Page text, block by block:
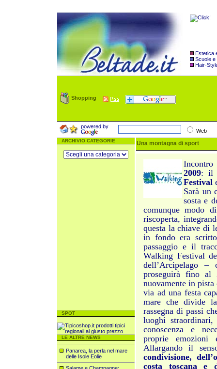
Estetica
Scuole e
Hair-
Shopping
powered by
Web
ARCHIVIO CATEGORIE
SPOT
LE ALTRE NEWS
Panarea, la perla nel mare
delle Isole Eolie
Una montagna di sport
2009: il
Festival
Sarà un
sosta e
comunque modo
riscoperta,
questa la chiave di
in fondo era
passaggio e il
Walking Festival d
dell’Arcipelago
proseguirà fino al
nuovamente in
via ad una festa
mare che divide
rassegna di passi
luoghi
conoscenza e
proprie emozioni
Allargando il
condivisione,
costa toscana e